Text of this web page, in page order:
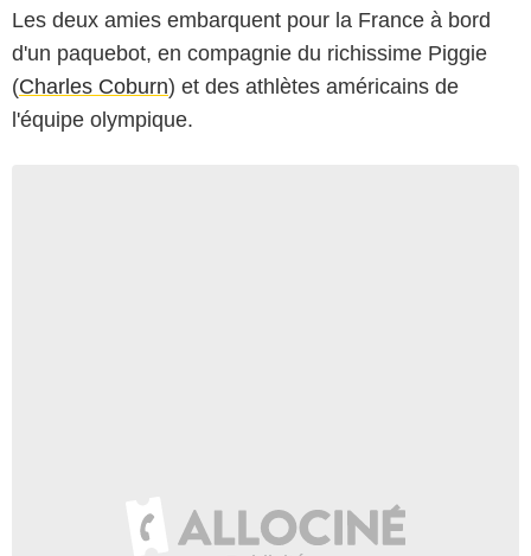
Les deux amies embarquent pour la France à bord
d'un paquebot, en compagnie du richissime Piggie
(Charles Coburn) et des athlètes américains de
l'équipe olympique.